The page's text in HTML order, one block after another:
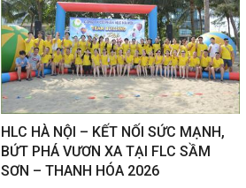
HLC HÀ NỘI – KẾT NỐI SỨC MẠNH,
BỨT PHÁ VƯƠN XA TẠI FLC SẦM
SƠN – THANH HÓA 2026